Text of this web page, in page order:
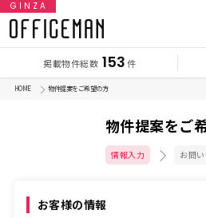
GINZA
掲載物件総数 153件
HOME 物件提案をご希望の方
物件提案をご
情報入力 お問
お客様の情報